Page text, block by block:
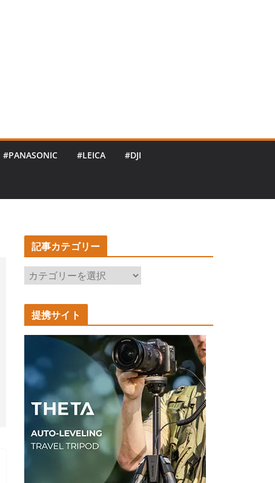
#PANASONIC #LEICA #DJI
記事カテゴリー
記
事
カ
テ
ゴ
ー
提携サイト